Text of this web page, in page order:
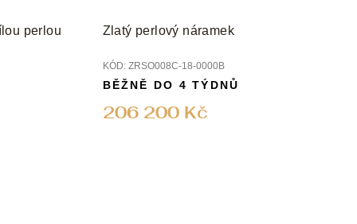
perlou Zlatý perlový náramek
KÓD: ZRSO008C-18-0000B
206 200 Kč
BĚŽNĚ DO 4 TÝDNŮ